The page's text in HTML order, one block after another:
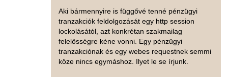
Aki bármennyire is függővé tenné pénzügyi
tranzakciók feldolgozását egy http session
lockolásától, azt konkrétan szakmailag
felelősségre kéne vonni. Egy pénzügyi
tranzakciónak és egy webes requestnek semmi
köze nincs egymáshoz. Ilyet le se írjunk.